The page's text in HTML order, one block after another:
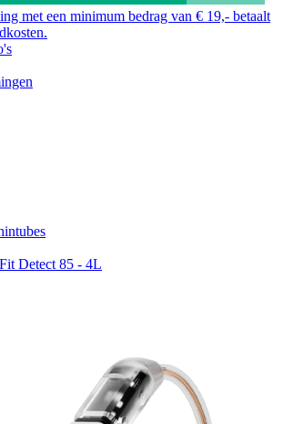
met een minimum bedrag van € 19,- betaalt
Detect 85 - 4L